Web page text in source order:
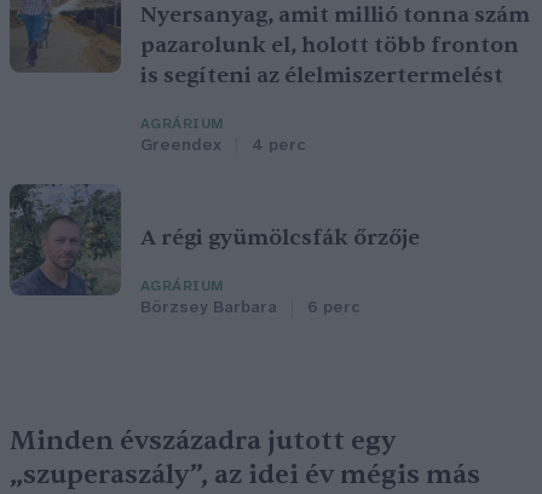
Nyersanyag, amit millió tonna szám
pazarolunk el, holott több fronton
is segíteni az élelmiszertermelést
AGRÁRIUM
Greendex 4 perc
A régi gyümölcsfák őrzője
AGRÁRIUM
Börzsey Barbara 6 perc
Minden évszázadra jutott egy
„szuperaszály”, az idei év mégis más